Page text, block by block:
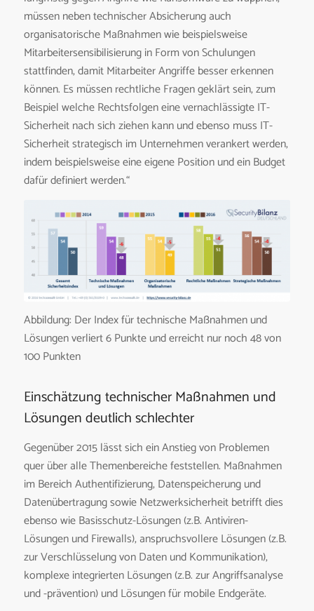
müssen neben technischer Absicherung auch
organisatorische Maßnahmen wie beispielsweise
Mitarbeitersensibilisierung in Form von Schulungen
stattfinden, damit Mitarbeiter Angriffe besser erkennen
können. Es müssen rechtliche Fragen geklärt sein, zum
Beispiel welche Rechtsfolgen eine vernachlässigte IT-
Sicherheit nach sich ziehen kann und ebenso muss IT-
Sicherheit strategisch im Unternehmen verankert werden,
indem beispielsweise eine eigene Position und ein Budget
dafür definiert werden.“
Abbildung: Der Index für technische Maßnahmen und
Lösungen verliert 6 Punkte und erreicht nur noch 48 von
100 Punkten
Einschätzung technischer Maßnahmen und
Lösungen deutlich schlechter
Gegenüber 2015 lässt sich ein Anstieg von Problemen
quer über alle Themenbereiche feststellen. Maßnahmen
im Bereich Authentifizierung, Datenspeicherung und
Datenübertragung sowie Netzwerksicherheit betrifft dies
ebenso wie Basisschutz-Lösungen (z.B. Antiviren-
Lösungen und Firewalls), anspruchsvollere Lösungen (z.B.
zur Verschlüsselung von Daten und Kommunikation),
komplexe integrierten Lösungen (z.B. zur Angriffsanalyse
und -prävention) und Lösungen für mobile Endgeräte.